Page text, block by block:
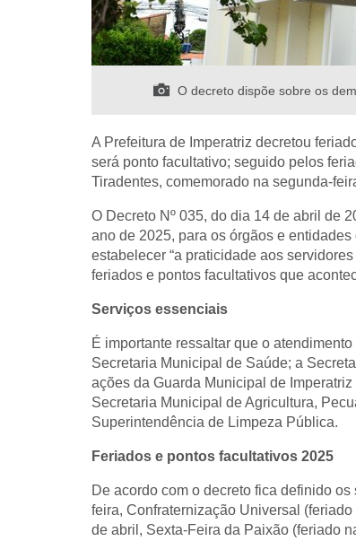
O decreto dispõe sobre os
A Prefeitura de Imperatriz decretou
será ponto facultativo; seguido pelos
Tiradentes, comemorado na segunda-
O Decreto Nº 035, do dia 14 de abril de
ano de 2025, para os órgãos e
estabelecer “a praticidade aos
feriados e pontos facultativos que
Serviços essenciais
É importante ressaltar que o
Secretaria Municipal de Saúde; a
ações da Guarda Municipal de
Secretaria Municipal de Agricultura,
Superintendência de Limpeza Pública.
Feriados e pontos facultativos 2025
De acordo com o decreto fica definido
feira, Confraternização Universal
de abril, Sexta-Feira da Paixão (feriado